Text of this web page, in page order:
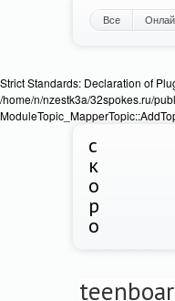
Все
Strict Standards: Declaration of
/home/n/nzestk3a/32spokes.ru/
с
к
о
р
о